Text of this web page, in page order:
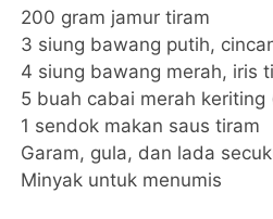
200 gram jamur tiram
3 siung bawang putih,
4 siung bawang merah, iris
5 buah cabai merah keriting
1 sendok makan saus tiram
Garam, gula, dan lada
Minyak untuk menumis